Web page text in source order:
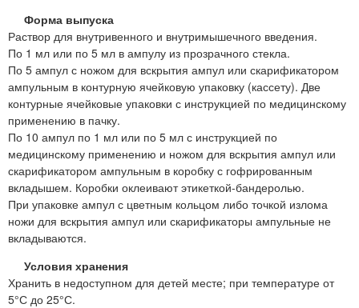
Форма выпуска
Раствор для внутривенного и внутримышечного введения.
По 1 мл или по 5 мл в ампулу из прозрачного стекла.
По 5 ампул с ножом для вскрытия ампул или скарификатором
ампульным в контурную ячейковую упаковку (кассету). Две
контурные ячейковые упаковки с инструкцией по медицинскому
применению в пачку.
По 10 ампул по 1 мл или по 5 мл с инструкцией по
медицинскому применению и ножом для вскрытия ампул или
скарификатором ампульным в коробку с гофрированным
вкладышем. Коробки оклеивают этикеткой-бандеролью.
При упаковке ампул с цветным кольцом либо точкой излома
ножи для вскрытия ампул или скарификаторы ампульные не
вкладываются.
Условия хранения
Хранить в недоступном для детей месте; при температуре от
5°С до 25°С.